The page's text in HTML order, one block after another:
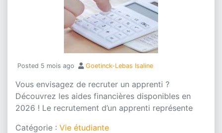
Posted 5 mois ago Goetinck-Lebas Isaline
Vous envisagez de recruter un apprenti ?
Découvrez les aides financières disponibles en
2026 ! Le recrutement d’un apprenti représente
Catégorie : Vie étudiante